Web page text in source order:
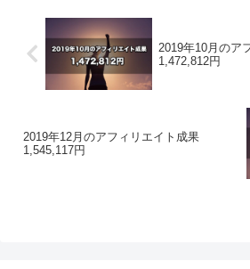
2019年10月のア
1,472,812円
2019年12月のアフィリエイト成果
1,545,117円